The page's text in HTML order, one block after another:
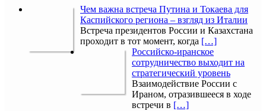
Чем важна встреча Путина и Токаева для
Каспийского региона – взгляд из Италии
Встреча президентов России и Казахстана
проходит в тот момент, когда […]
Российско-иранское
сотрудничество выходит на
стратегический уровень
Взаимодействие России с
Ираном, отразившееся в ходе
встречи в […]